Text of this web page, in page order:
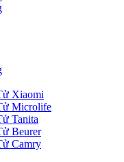
Xiaomi
Microlife
Tanita
Beurer
Camry